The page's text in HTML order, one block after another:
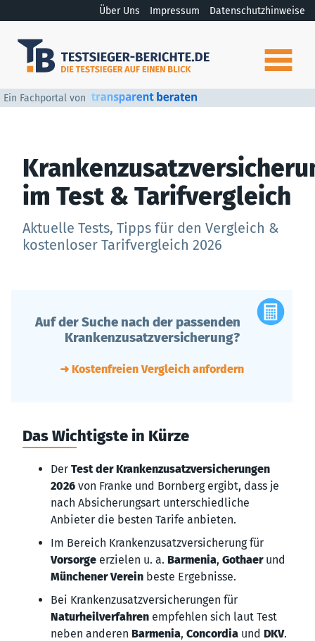
Über Uns Impressum Datenschutzhinweise
Ein Fachportal von
im Test & Tarifvergleich
Aktuelle Tests, Tipps für den Vergleich &
kostenloser Tarifvergleich 2026
Auf der Suche nach der passenden
Krankenzusatzversicherung?
➜ Kostenfreien Vergleich anfordern
Das Wichtigste in Kürze
Der Test der Krankenzusatzversicherungen
2026 von Franke und Bornberg ergibt, dass je
nach Absicherungsart unterschiedliche
Anbieter die besten Tarife anbieten.
Im Bereich Krankenzusatzversicherung für
Vorsorge erzielen u. a. Barmenia, Gothaerund
Münchener Verein beste Ergebnisse.
Bei Krankenzusatzversicherungen für
Naturheilverfahren empfehlen sich laut Test
neben anderen Barmenia, Concordia und DKV.